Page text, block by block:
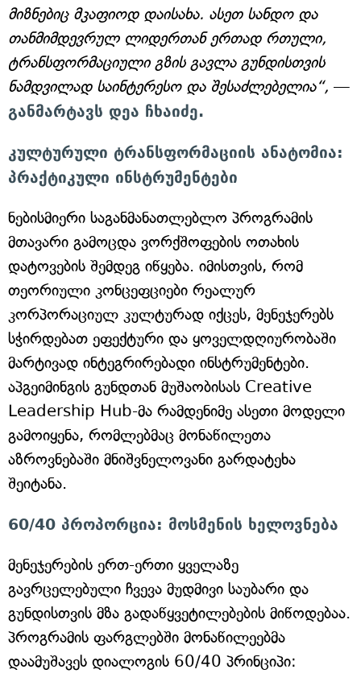
მიზნებიც მკაფიოდ დაისახა. ასეთ სანდო და
თანმიმდევრულ ლიდერთან ერთად რთული,
ტრანსფორმაციული გზის გავლა გუნდისთვის
ნამდვილად საინტერესო და შესაძლებელია“, —
განმარტავს დეა ჩხაიძე.
კულტურული ტრანსფორმაციის ანატომია:
პრაქტიკული ინსტრუმენტები
ნებისმიერი საგანმანათლებლო პროგრამის
მთავარი გამოცდა ვორქშოფების ოთახის
დატოვების შემდეგ იწყება. იმისთვის, რომ
თეორიული კონცეფციები რეალურ
კორპორაციულ კულტურად იქცეს, მენეჯერებს
სჭირდებათ ეფექტური და ყოველდღიურობაში
მარტივად ინტეგრირებადი ინსტრუმენტები.
აპგეიმინგის გუნდთან მუშაობისას Creative
Leadership Hub-მა რამდენიმე ასეთი მოდელი
გამოიყენა, რომლებმაც მონაწილეთა
აზროვნებაში მნიშვნელოვანი გარდატეხა
შეიტანა.
60/40 პროპორცია: მოსმენის ხელოვნება
მენეჯერების ერთ-ერთი ყველაზე
გავრცელებული ჩვევა მუდმივი საუბარი და
გუნდისთვის მზა გადაწყვეტილებების მიწოდებაა.
პროგრამის ფარგლებში მონაწილეებმა
დაამუშავეს დიალოგის 60/40 პრინციპი: